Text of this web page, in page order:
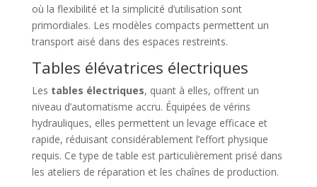
où la flexibilité et la simplicité d’utilisation sont
primordiales. Les modèles compacts permettent un
transport aisé dans des espaces restreints.
Tables élévatrices électriques
Les tables électriques, quant à elles, offrent un
niveau d’automatisme accru. Équipées de vérins
hydrauliques, elles permettent un levage efficace et
rapide, réduisant considérablement l’effort physique
requis. Ce type de table est particulièrement prisé dans
les ateliers de réparation et les chaînes de production.